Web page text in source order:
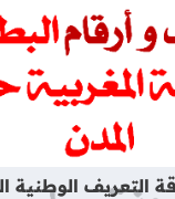
قراءة المزيد
التعريف الوطنية